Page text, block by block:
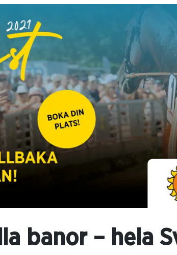
banor – hela